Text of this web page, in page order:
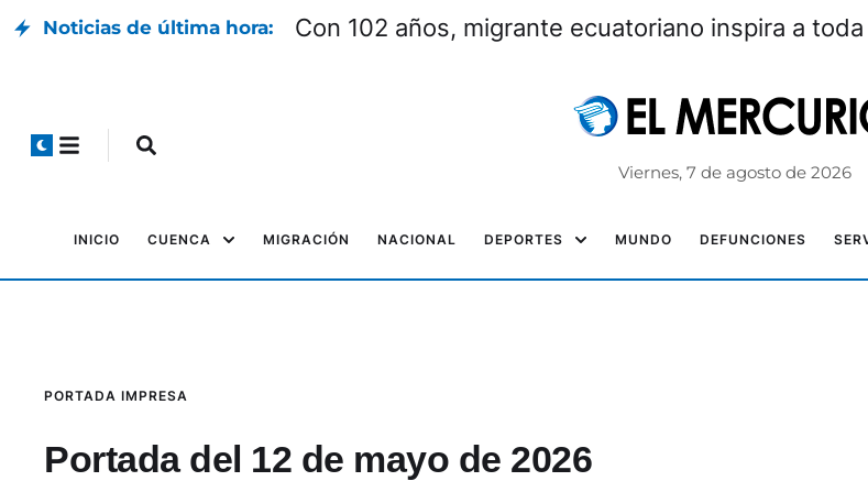
Noticias de última hora: Con 102 años, migrante ecuatoriano inspira a
Viernes, 7 de agosto de 2026
INICIO CUENCA MIGRACIÓN NACIONAL DEPORTES MUNDO DEFUNCIONES
PORTADA IMPRESA
Portada del 12 de mayo de 2026